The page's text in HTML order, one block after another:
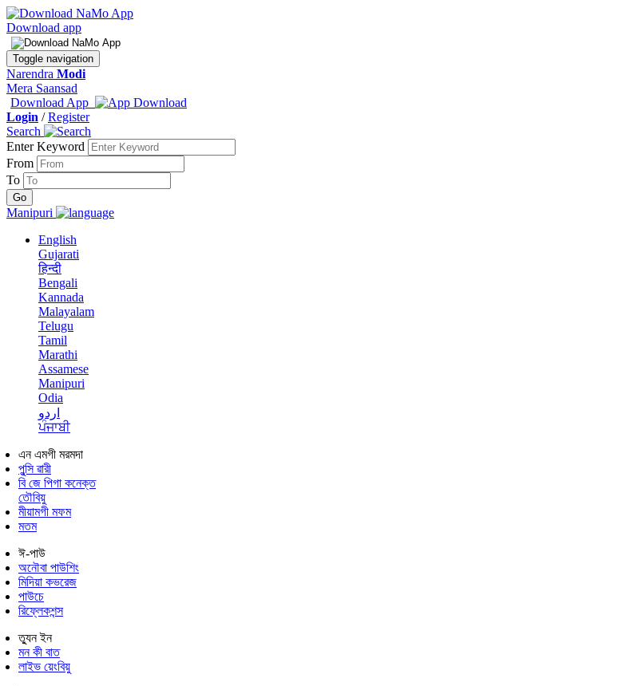
Download app
Toggle navigation
Narendra Modi
Mera Saansad
Download App
Login /Register
Search
Enter Keyword
From
To
Manipuri
English
Gujarati
हिन्दी
Bengali
Kannada
Malayalam
Telugu
Tamil
Marathi
Assamese
Manipuri
Odia
اردو
ਪੰਜਾਬੀ
এন এমগী মরমদা
পুন্সি ৱারী
বি জে পিগা কনেক্ত
তৌবিয়ু
মীয়ামগী মফম
মতম
ঈ-পাউ
অনৌবা পাউশিং
মিদিয়া কভরেজ
পাউচে
রিফ্লেকশন্স
ত্যুন ইন
মন কী বাত
লাইভ য়েংবিয়ু